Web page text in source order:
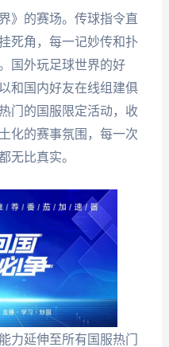
》的赛场。传球指令直
死角，每一记妙传和扑
国外玩足球世界的好
和国内好友在线组建俱
门的国服限定活动，收
化的赛事氛围，每一次
无比真实。
力延伸至所有国服热门